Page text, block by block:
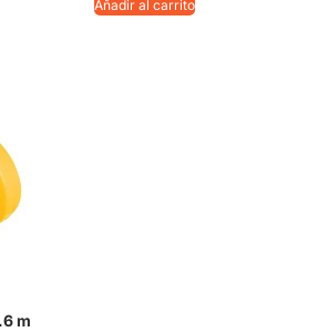
Añadir al carrito
m